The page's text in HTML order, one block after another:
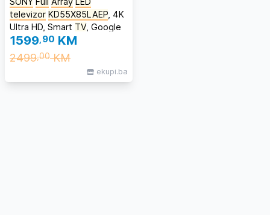
televizor KD55X85LAEP , 4K
Ultra HD, Smart TV, Google
TV, 120 Hz, Triluminos Pro
Ekran, 4K X-Reality PRO,
Apple Airplay 2, Tamno Sivi
1599,90 KM
2499,00KM
ekupi.ba